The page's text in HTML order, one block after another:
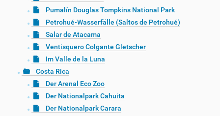
Pumalín Douglas Tompkins National Park
Petrohué-Wasserfälle (Saltos de Petrohué)
Salar de Atacama
Ventisquero Colgante Gletscher
Im Valle de la Luna
Costa Rica
Der Arenal Eco Zoo
Der Nationalpark Cahuita
Der Nationalpark Carara